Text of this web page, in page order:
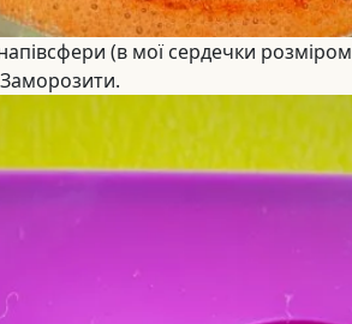
(в мої сердечки розміром